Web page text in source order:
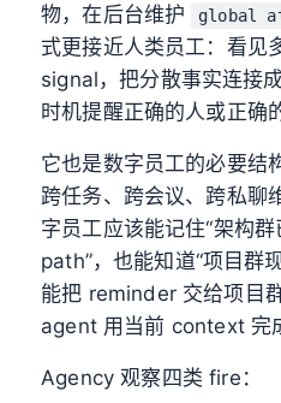
物，在后台维护
global
式更接近人类员工：看见
signal，把分散事实连接
时机提醒正确的人或正确
它也是数字员工的必要结
跨任务、跨会议、跨私
字员工应该能记住“架构
path”，也能知道“项目群
能把 reminder 交给项目
agent 用当前 context 完
Agency 观察四类 fire：